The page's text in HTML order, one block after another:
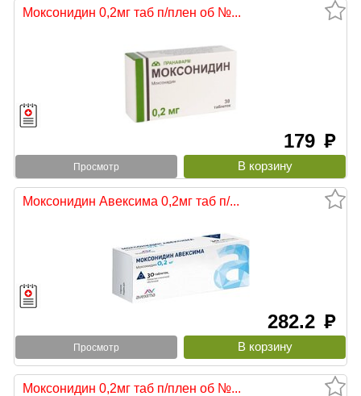
Моксонидин 0,2мг таб п/плен об №...
179 руб
Просмотр
Моксонидин Авексима 0,2мг таб п/...
282.2 руб
Просмотр
Моксонидин 0,2мг таб п/плен об №...